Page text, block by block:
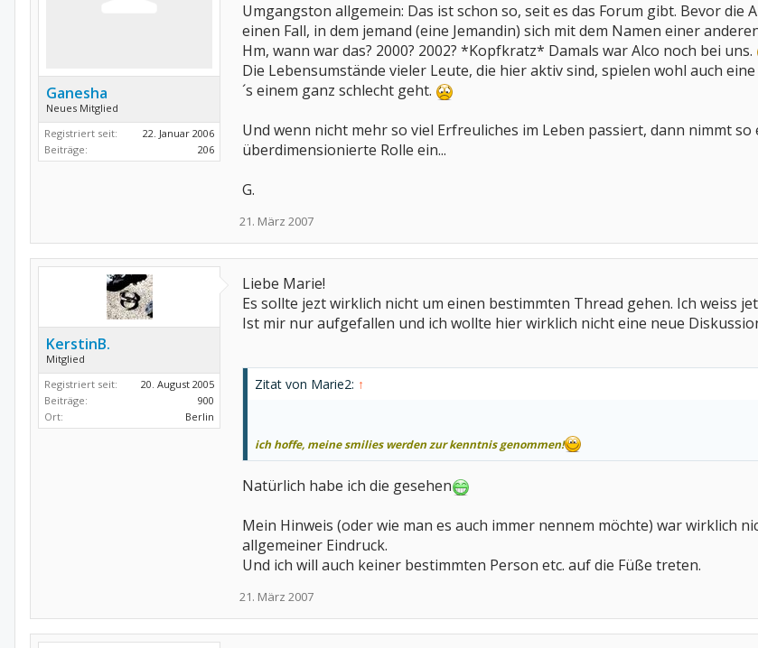
Ganesha
Neues Mitglied
Registriert seit:
22. Januar 2006
Beiträge:
206
Umgangston allgemein: Das ist schon so, seit es das Forum gibt. Bevor
einen Fall, in dem jemand (eine Jemandin) sich mit dem Namen einer
Hm, wann war das? 2000? 2002? *Kopfkratz* Damals war Alco noch bei uns.
Die Lebensumstände vieler Leute, die hier aktiv sind, spielen wohl auch
´s einem ganz schlecht geht.
Und wenn nicht mehr so viel Erfreuliches im Leben passiert, dann nimmt
überdimensionierte Rolle ein...
G.
21. März 2007
KerstinB.
Mitglied
Registriert seit:
20. August 2005
Beiträge:
900
Ort:
Berlin
Liebe Marie!
Es sollte jezt wirklich nicht um einen bestimmten Thread gehen. Ich weiss
Ist mir nur aufgefallen und ich wollte hier wirklich nicht eine neue
Zitat von Marie2: ↑
ich hoffe, meine smilies werden zur kenntnis genommen!
Natürlich habe ich die gesehen
Mein Hinweis (oder wie man es auch immer nennem möchte) war wirklich
allgemeiner Eindruck.
Und ich will auch keiner bestimmten Person etc. auf die Füße treten.
21. März 2007